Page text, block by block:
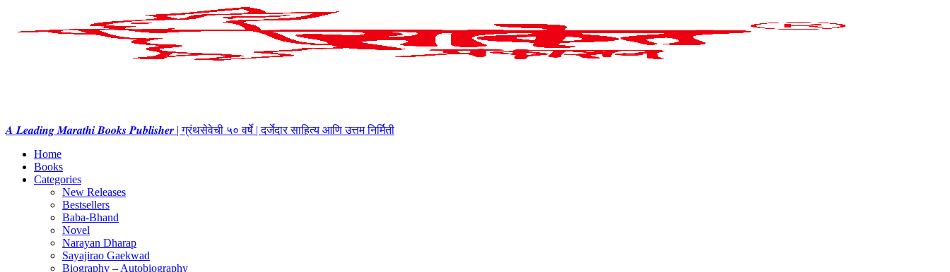
𝑨 𝑳𝒆𝒂𝒅𝒊𝒏𝒈 𝑴𝒂𝒓𝒂𝒕𝒉𝒊 𝑩𝒐𝒐𝒌𝒔 𝑷𝒖𝒃𝒍𝒊𝒔𝒉𝒆𝒓 | ग्रंथसेवेची ५० वर्षे | दर्जेदार साहित्य आणि उत्तम निर्मिती
Home
Books
Categories
New Releases
Bestsellers
Baba-Bhand
Novel
Narayan Dharap
Sayajirao Gaekwad
Biography – Autobiography